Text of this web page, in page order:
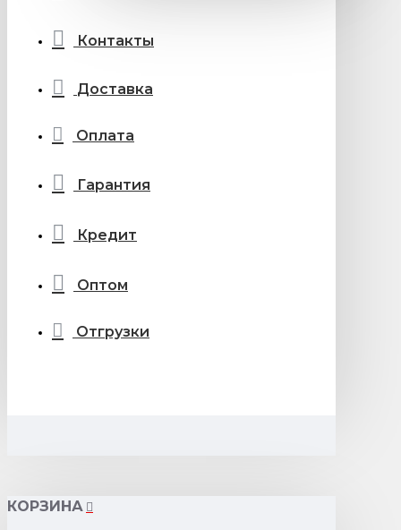
Контакты
Доставка
Оплата
Гарантия
Кредит
Оптом
Отгрузки
КОРЗИНА